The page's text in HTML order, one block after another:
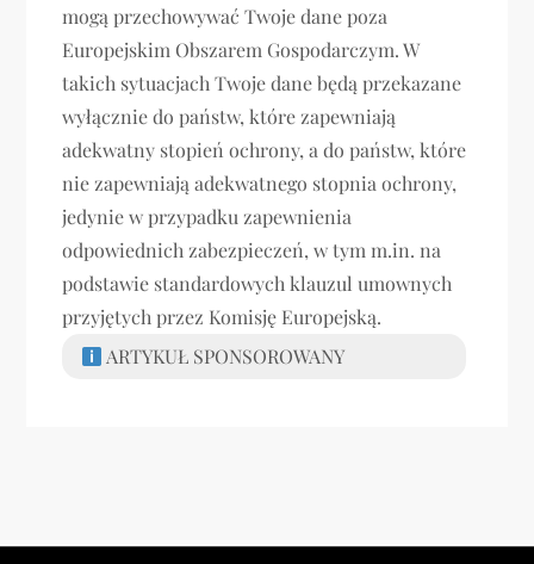
mogą przechowywać Twoje dane poza
Europejskim Obszarem Gospodarczym. W
takich sytuacjach Twoje dane będą przekazane
wyłącznie do państw, które zapewniają
adekwatny stopień ochrony, a do państw, które
nie zapewniają adekwatnego stopnia ochrony,
jedynie w przypadku zapewnienia
odpowiednich zabezpieczeń, w tym m.in. na
podstawie standardowych klauzul umownych
przyjętych przez Komisję Europejską.
ARTYKUŁ SPONSOROWANY